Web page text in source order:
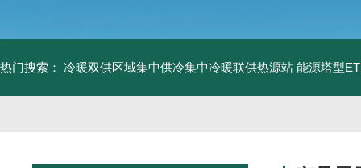
热门搜索： 冷暖双供区域集中供冷集中冷暖联供热源站 能源塔型